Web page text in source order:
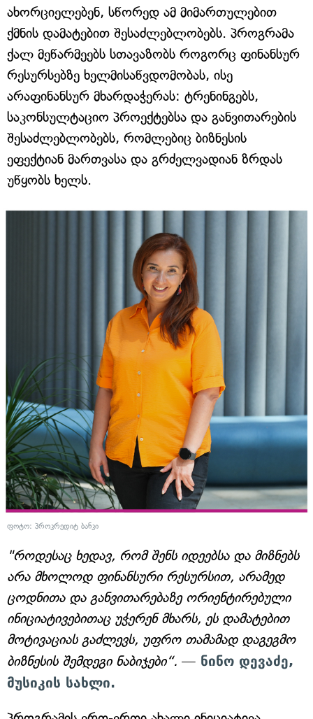
ახორციელებენ, სწორედ ამ მიმართულებით
ქმნის დამატებით შესაძლებლობებს. პროგრამა
ქალ მეწარმეებს სთავაზობს როგორც ფინანსურ
რესურსებზე ხელმისაწვდომობას, ისე
არაფინანსურ მხარდაჭერას: ტრენინგებს,
საკონსულტაციო პროექტებსა და განვითარების
შესაძლებლობებს, რომლებიც ბიზნესის
ეფექტიან მართვასა და გრძელვადიან ზრდას
უწყობს ხელს.
ფოტო: პროკრედიტ ბანკი
"როდესაც ხედავ, რომ შენს იდეებსა და მიზნებს
არა მხოლოდ ფინანსური რესურსით, არამედ
ცოდნითა და განვითარებაზე ორიენტირებული
ინიციატივებითაც უჭერენ მხარს, ეს დამატებით
მოტივაციას გაძლევს, უფრო თამამად დაგეგმო
ბიზნესის შემდეგი ნაბიჯები“. — ნინო დევაძე,
მუსიკის სახლი.